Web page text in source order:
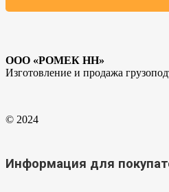
ООО «РОМЕК НН»
Изготовление и продажа
© 2024
Информация для